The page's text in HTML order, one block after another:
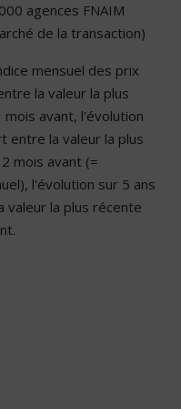
agences FNAIM
de la transaction)
mensuel des prix
la valeur la plus
avant, l'évolution
entre la valeur la plus
mois avant (=
l'évolution sur 5 ans
valeur la plus récente